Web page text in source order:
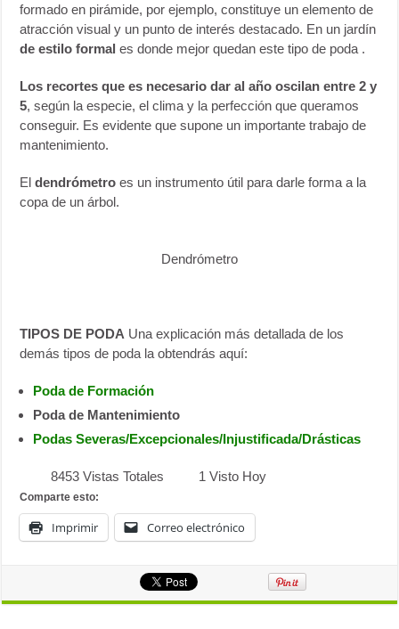
formado en pirámide, por ejemplo, constituye un elemento de
atracción visual y un punto de interés destacado. En un jardín
de estilo formal es donde mejor quedan este tipo de poda .
Los recortes que es necesario dar al año oscilan entre 2 y
5, según la especie, el clima y la perfección que queramos
conseguir. Es evidente que supone un importante trabajo de
mantenimiento.
El dendrómetro es un instrumento útil para darle forma a la
copa de un árbol.
Dendrómetro
TIPOS DE PODA Una explicación más detallada de los
demás tipos de poda la obtendrás aquí:
Poda de Formación
Poda de Mantenimiento
Podas Severas/Excepcionales/Injustificada/Drásticas
8453 Vistas Totales 1 Visto Hoy
Comparte esto:
Imprimir Correo electrónico